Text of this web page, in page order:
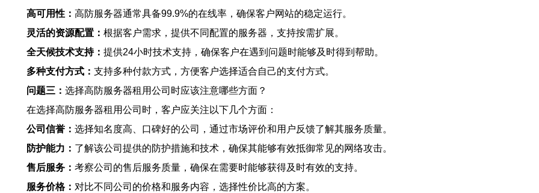
高可用性： 高防服务器通常具备99.9%的在线率，确保客户网站的稳定运行。
灵活的资源配置： 根据客户需求，提供不同配置的服务器，支持按需扩展。
全天候技术支持： 提供24小时技术支持，确保客户在遇到问题时能够及时得到帮助。
多种支付方式： 支持多种付款方式，方便客户选择适合自己的支付方式。
问题三： 选择高防服务器租用公司时应该注意哪些方面？
在选择高防服务器租用公司时，客户应关注以下几个方面：
公司信誉： 选择知名度高、口碑好的公司，通过市场评价和用户反馈了解其服务质量。
防护能力： 了解该公司提供的防护措施和技术，确保其能够有效抵御常见的网络攻击。
售后服务： 考察公司的售后服务质量，确保在需要时能够获得及时有效的支持。
服务价格： 对比不同公司的价格和服务内容，选择性价比高的方案。